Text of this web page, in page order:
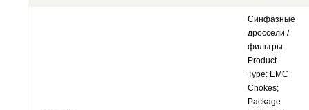
Синфазные
дроссели /
фильтры
Product
Type: EMC
Chokes;
Package